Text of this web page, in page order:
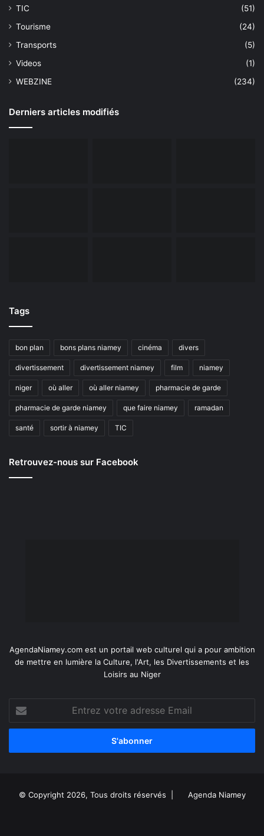
TIC
(51)
Tourisme
(24)
Transports
(5)
Videos
(1)
WEBZINE
(234)
Derniers articles modifiés
Tags
bon plan bons plans niamey cinéma divers
divertissement divertissement niamey film niamey
niger où aller où aller niamey pharmacie de garde
pharmacie de garde niamey que faire niamey ramadan
santé sortir à niamey TIC
Retrouvez-nous sur Facebook
AgendaNiamey.com est un portail web culturel qui a pour ambition
de mettre en lumière la Culture, l'Art, les Divertissements et les
Loisirs au Niger
votre
adresse
© Copyright 2026, Tous droits réservés | Agenda Niamey